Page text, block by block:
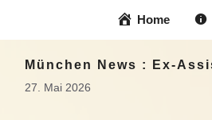
Home
München News : Ex-
27. Mai 2026